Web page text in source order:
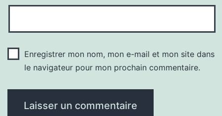
Enregistrer mon nom, mon e-mail et mon site dans
le navigateur pour mon prochain commentaire.